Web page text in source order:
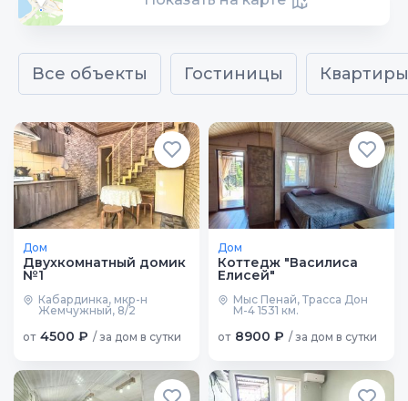
Все объекты Гостиницы Квартиры
Дом
Двухкомнатный домик
№1
Кабардинка, мкр-н
Жемчужный, 8/2
от 4500 ₽ / за дом в сутки
Дом
Коттедж "Василиса
Елисей"
Мыс Пенай, Трасса Дон
М-4 1531 км.
от 8900 ₽ / за дом в сутки